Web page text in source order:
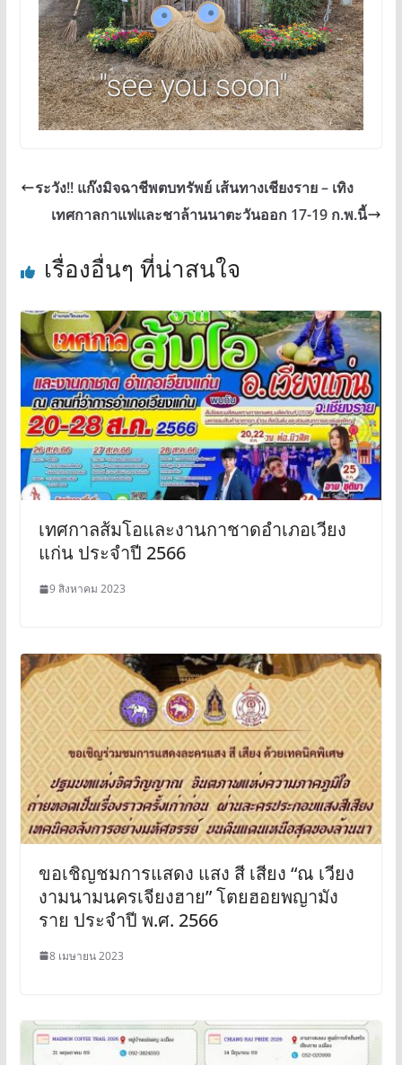
ระวัง!! แก๊งมิจฉาชีพตบทรัพย์ เส้นทางเชียงราย – เทิง
เทศกาลกาแฟและชาล้านนาตะวันออก 17-19 ก.พ.นี้
เรื่องอื่นๆ ที่น่าสนใจ
เทศกาลส้มโอและงานกาชาดอำเภอเวียง
แก่น ประจำปี 2566
9 สิงหาคม 2023
ขอเชิญชมการแสดง แสง สี เสียง “ณ เวียง
งามนามนครเจียงฮาย” โตยฮอยพญามัง
ราย ประจำปี พ.ศ. 2566
8 เมษายน 2023